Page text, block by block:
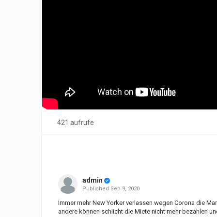
421 aufrufe
admin
Published Sep 9, 2020
Immer mehr New Yorker verlassen wegen Corona die
andere können schlicht die Miete nicht mehr bezahlen